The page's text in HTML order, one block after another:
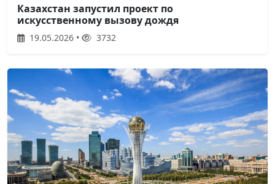
Казахстан запустил проект по
искусственному вызову дождя
19.05.2026 • 3732